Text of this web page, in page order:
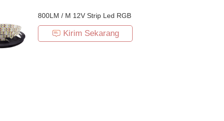
800LM / M 12V Strip Led RGB
Kirim Sekarang